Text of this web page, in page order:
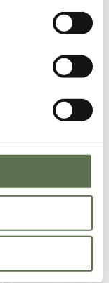
og smør brødene
i lidt smør, til